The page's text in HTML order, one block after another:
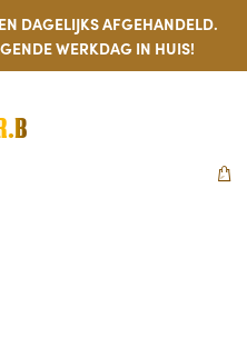
DAGELIJKS AFGEHANDELD.
WERKDAG IN HUIS!